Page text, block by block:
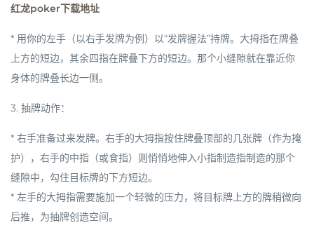
红龙poker下载地址
* 用你的左手 （以右手发牌为例）以“发牌握法”持牌。大拇指在牌叠
上方的短边，其余四指在牌叠下方的短边。那个小缝隙就在靠近你
身体的牌叠长边一侧。
3. 抽牌动作：
* 右手准备过来发牌。右手的大拇指按住牌叠顶部的几张牌（作为掩
护），右手的中指 （或食指）则悄悄地伸入小指制造指制造的那个
缝隙中，勾住目标牌的下方短边。
* 左手的大拇指需要施加一个轻微的压力，将目标牌上方的牌稍微向
后推，为抽牌创造空间。